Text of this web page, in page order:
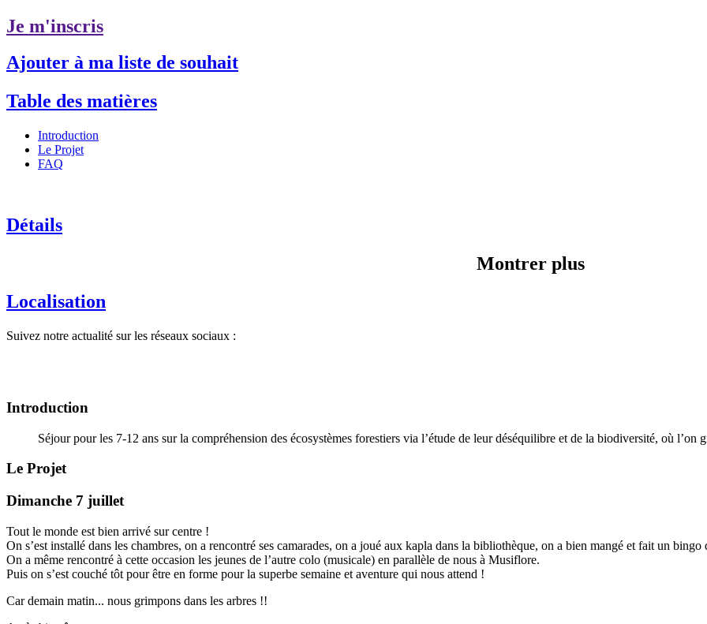
Je m'inscris
Ajouter à ma liste de souhait
Table des matières
Introduction
Le Projet
FAQ
Détails
Montrer plus
Localisation
Suivez notre actualité sur les réseaux sociaux :
Introduction
Séjour pour les 7-12 ans sur la compréhension des écosystèmes forestiers via l’étude de leur déséquilibre et de la biodiversité, où l’on
Le Projet
Dimanche 7 juillet
Tout le monde est bien arrivé sur centre !
On s’est installé dans les chambres, on a rencontré ses camarades, on a joué aux kapla dans la bibliothèque, on a bien mangé et fait un bingo
On a même rencontré à cette occasion les jeunes de l’autre colo (musicale) en parallèle de nous à Musiflore.
Puis on s’est couché tôt pour être en forme pour la superbe semaine et aventure qui nous attend !
Car demain matin... nous grimpons dans les arbres !!